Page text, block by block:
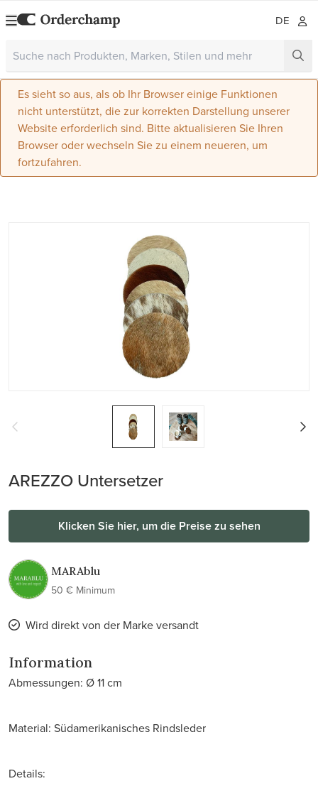
DE
Es sieht so aus, als ob Ihr Browser einige Funktionen
nicht unterstützt, die zur korrekten Darstellung unserer
Website erforderlich sind. Bitte aktualisieren Sie Ihren
Browser oder wechseln Sie zu einem neueren, um
fortzufahren.
AREZZO Untersetzer
Klicken Sie hier, um die Preise zu sehen
MARAblu
50 € Minimum
Wird direkt von der Marke versandt
Information
Abmessungen: Ø 11 cm
Material: Südamerikanisches Rindsleder
Details: